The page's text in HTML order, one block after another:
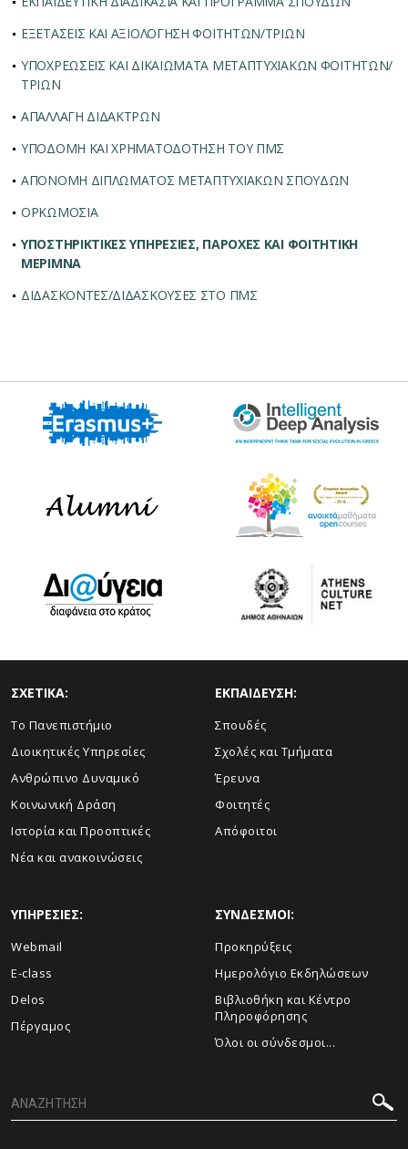
ΕΞΕΤΑΣΕΙΣ ΚΑΙ ΑΞΙΟΛΟΓΗΣΗ ΦΟΙΤΗΤΩΝ/ΤΡΙΩΝ
ΥΠΟΧΡΕΩΣΕΙΣ ΚΑΙ ΔΙΚΑΙΩΜΑΤΑ ΜΕΤΑΠΤΥΧΙΑΚΩΝ ΦΟΙΤΗΤΩΝ/
ΤΡΙΩΝ
AΠΑΛΛΑΓΗ ΔΙΔΑΚΤΡΩΝ
ΥΠΟΔΟΜΗ ΚΑΙ ΧΡΗΜΑΤΟΔΟΤΗΣΗ ΤΟΥ ΠΜΣ
ΑΠΟΝΟΜΗ ΔΙΠΛΩΜΑΤΟΣ ΜΕΤΑΠΤΥΧΙΑΚΩΝ ΣΠΟΥΔΩΝ
ΟΡΚΩΜΟΣΙΑ
ΥΠΟΣΤΗΡΙΚΤΙΚΕΣ ΥΠΗΡΕΣΙΕΣ, ΠΑΡΟΧΕΣ ΚΑΙ ΦΟΙΤΗΤΙΚΗ
ΜΕΡΙΜΝΑ
ΔΙΔΑΣΚΟΝΤΕΣ/ΔΙΔΑΣΚΟΥΣΕΣ ΣΤΟ ΠΜΣ
ΣΧΕΤΙΚΑ:
Το Πανεπιστήμιο
Διοικητικές Υπηρεσίες
Ανθρώπινο Δυναμικό
Κοινωνική Δράση
Ιστορία και Προοπτικές
Νέα και ανακοινώσεις
ΕΚΠΑΙΔΕΥΣΗ:
Σπουδές
Σχολές και Τμήματα
Έρευνα
Φοιτητές
Απόφοιτοι
ΥΠΗΡΕΣΙΕΣ:
Webmail
E-class
Delos
Πέργαμος
ΣΥΝΔΕΣΜΟΙ:
Προκηρύξεις
Ημερολόγιο Εκδηλώσεων
Βιβλιοθήκη και Κέντρο
Πληροφόρησης
Όλοι οι σύνδεσμοι...